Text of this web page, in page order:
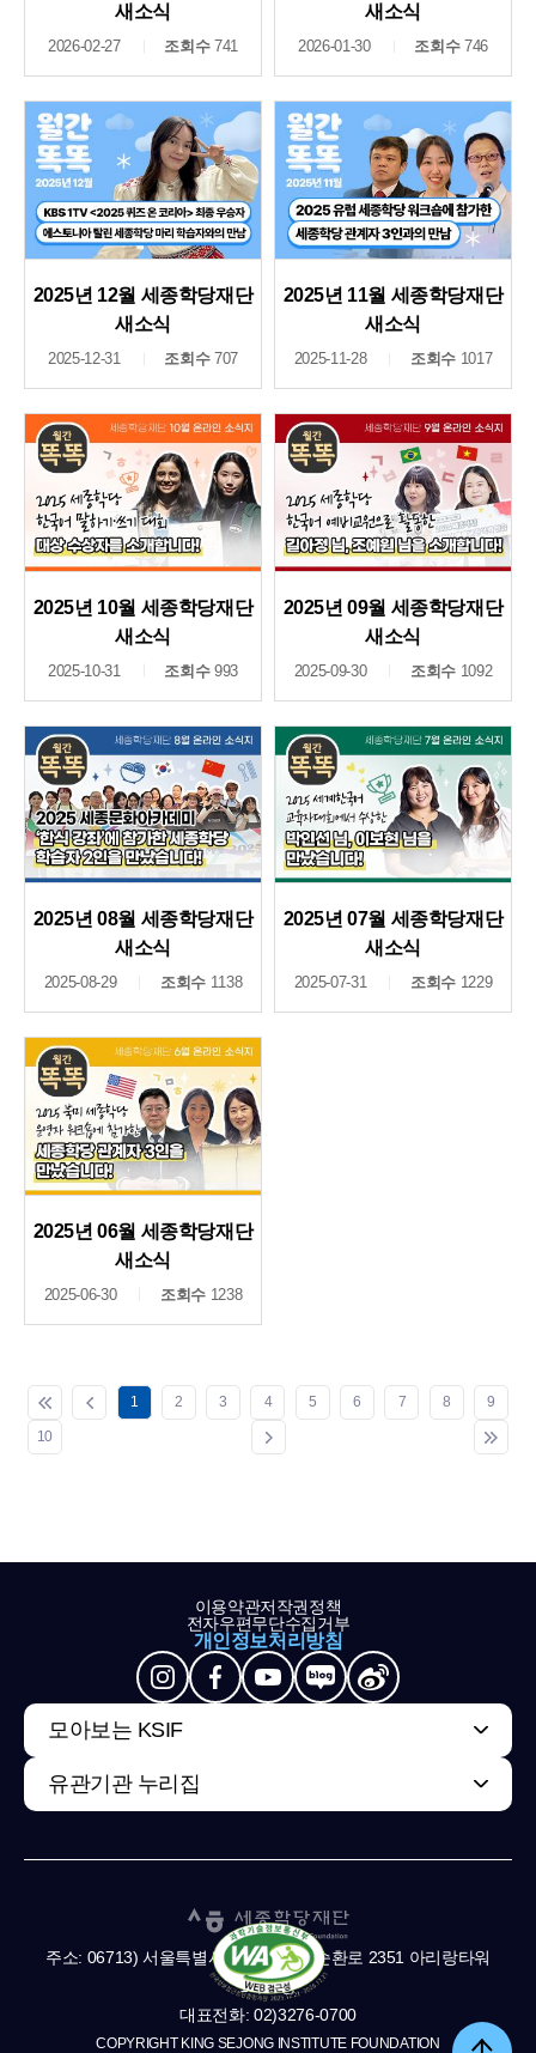
새소식
2026-02-27 조회수741
새소식
2026-01-30 조회수746
2025년 12월 세종학당재단
새소식
2025-12-31 조회수707
2025년 11월 세종학당재단
새소식
2025-11-28 조회수 1017
2025년 10월 세종학당재단
새소식
2025-10-31 조회수993
2025년 09월 세종학당재단
새소식
2025-09-30 조회수 1092
2025년 08월 세종학당재단
새소식
2025-08-29 조회수 1138
2025년 07월 세종학당재단
새소식
2025-07-31 조회수 1229
2025년 06월 세종학당재단
새소식
2025-06-30 조회수 1238
1 2 3 4 5 6 7 8 9
10
이용약관저작권정책
전자우편무단수집거부
개인정보처리방침
모아보는 KSIF
유관기관 누리집
주소: 06713) 서울특별시 서초구 남부순환로 2351 아리랑타워
11,13층
대표전화: 02)3276-0700
COPYRIGHT KING SEJONG INSTITUTE FOUNDATION